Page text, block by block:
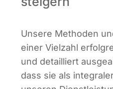
Unse­re Metho­den
einer Viel­zahl
und detail­liert
dass sie als